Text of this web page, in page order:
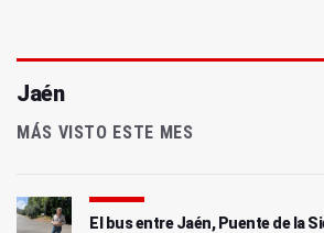
Jaén
MÁS VISTO ESTE MES
El bus entre Jaén, Puente de la